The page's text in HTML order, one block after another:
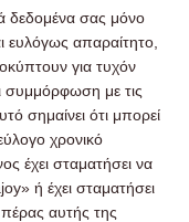
δεδομένα σας μόνο
ευλόγως απαραίτητο,
για τυχόν
συμμόρφωση με τις
σημαίνει ότι μπορεί
χρονικό
έχει σταματήσει να
ή έχει σταματήσει
αυτής της